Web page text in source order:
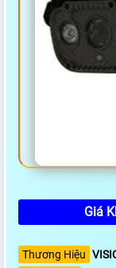
Giá
Thương Hiệu